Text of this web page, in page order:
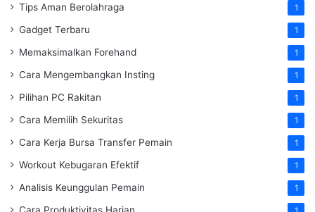
Tips Aman Berolahraga 1
Gadget Terbaru 1
Memaksimalkan Forehand 1
Cara Mengembangkan Insting 1
Pilihan PC Rakitan 1
Cara Memilih Sekuritas 1
Cara Kerja Bursa Transfer Pemain 1
Workout Kebugaran Efektif 1
Analisis Keunggulan Pemain 1
Cara Produktivitas Harian